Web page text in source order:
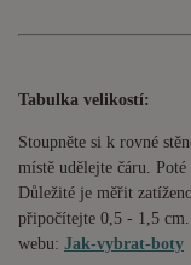
Tabulka velikostí:
Stoupněte si k rovné
místě udělejte čáru.
Důležité je měřit
připočítejte 0,5 - 1,5
webu: Jak-vybrat-boty